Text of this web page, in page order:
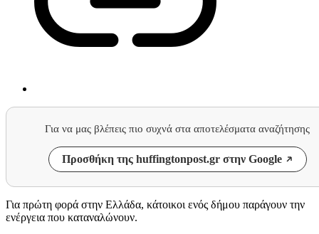
Για να μας βλέπεις πιο συχνά στα αποτελέσματα αναζήτησης
Προσθήκη της huffingtonpost.gr στην Google
Για πρώτη φορά στην Ελλάδα, κάτοικοι ενός δήμου παράγουν την
ενέργεια που καταναλώνουν.